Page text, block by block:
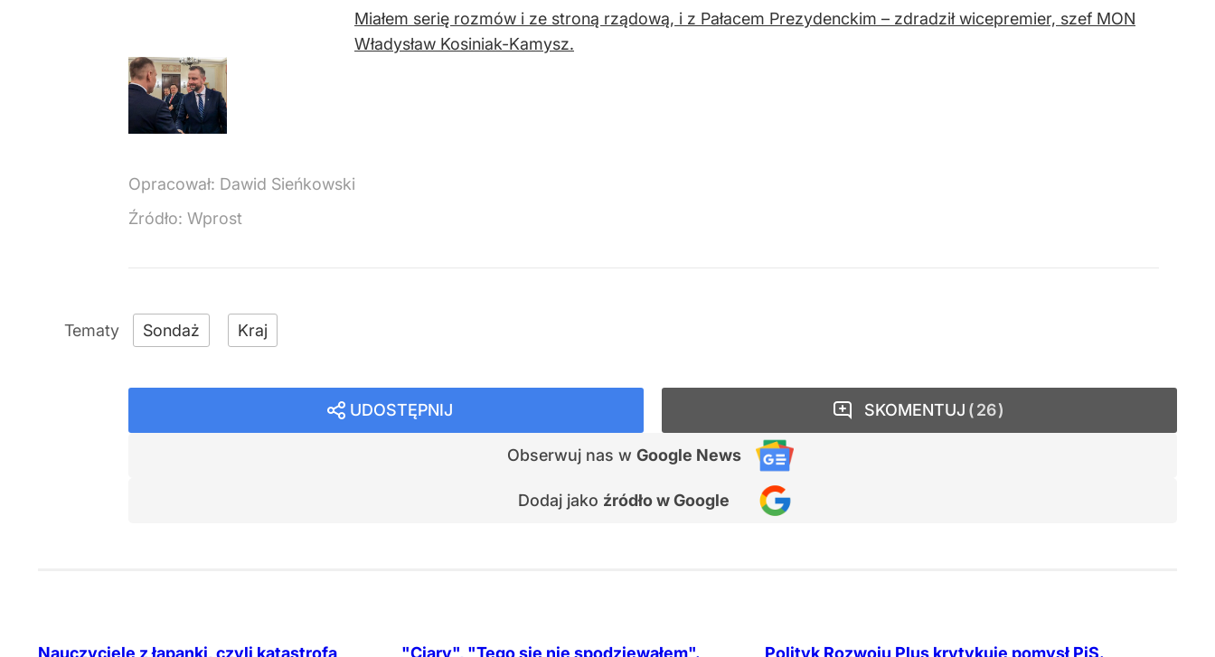
Miałem serię rozmów i ze stroną rządową, i z Pałacem Prezydenckim – zdradził wicepremier, szef MON
Władysław Kosiniak-Kamysz.
Opracował: Dawid Sieńkowski
Źródło: Wprost
Sondaż Kraj
UDOSTĘPNIJ
Obserwuj nas w Google News
Dodaj jako źródło w Google
SKOMENTUJ 26
Nauczyciele z łapanki, czyli katastrofa "Ciary", "Tego się nie spodziewałem". Polityk Rozwoju Plus krytykuje pomysł PiS.